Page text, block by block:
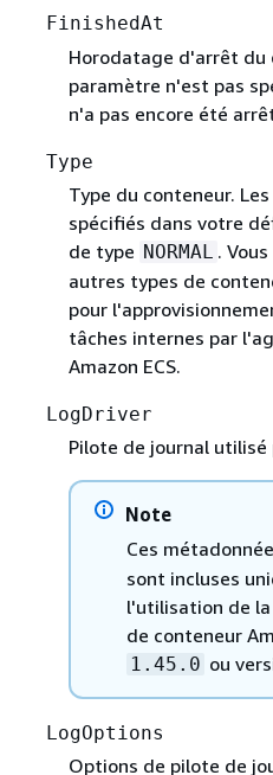
FinishedAt
Horodatage d'arrêt du
paramètre n'est pas
n'a pas encore été
Type
Type du conteneur.
spécifiés dans votre
de type NORMAL .
autres types de
pour
tâches internes par
Amazon ECS.
LogDriver
Pilote de journal utilisé
Note
Ces
sont incluses
l'utilisation de
de conteneur
1.45.0 ou
LogOptions
Options de pilote de